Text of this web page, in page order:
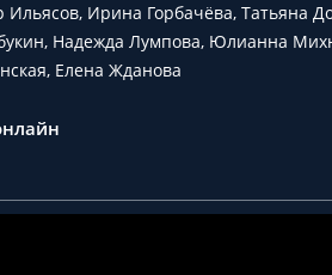
Ильясов, Ирина Горбачёва, Татьяна
Надежда Лумпова, Юлианна
Елена Жданова